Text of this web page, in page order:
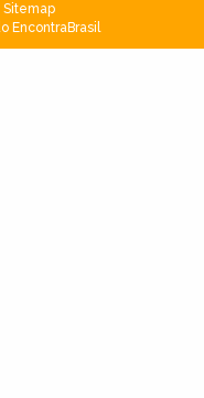
Sitemap
EncontraBrasil